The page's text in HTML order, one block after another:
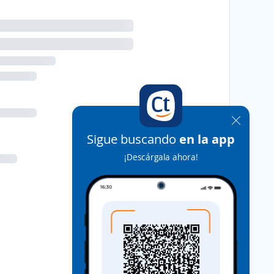
Sigue buscando en la app
¡Descárgala ahora!